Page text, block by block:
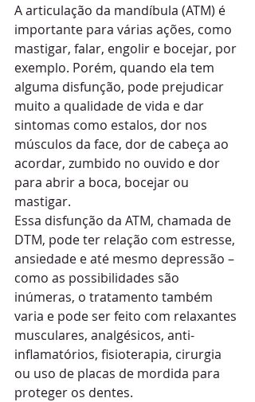
A articulação da mandíbula (ATM) é
importante para várias ações, como
mastigar, falar, engolir e bocejar, por
exemplo. Porém, quando ela tem
alguma disfunção, pode prejudicar
muito a qualidade de vida e dar
sintomas como estalos, dor nos
músculos da face, dor de cabeça ao
acordar, zumbido no ouvido e dor
para abrir a boca, bocejar ou
mastigar.
Essa disfunção da ATM, chamada de
DTM, pode ter relação com estresse,
ansiedade e até mesmo depressão –
como as possibilidades são
inúmeras, o tratamento também
varia e pode ser feito com relaxantes
musculares, analgésicos, anti-
inflamatórios, fisioterapia, cirurgia
ou uso de placas de mordida para
proteger os dentes.